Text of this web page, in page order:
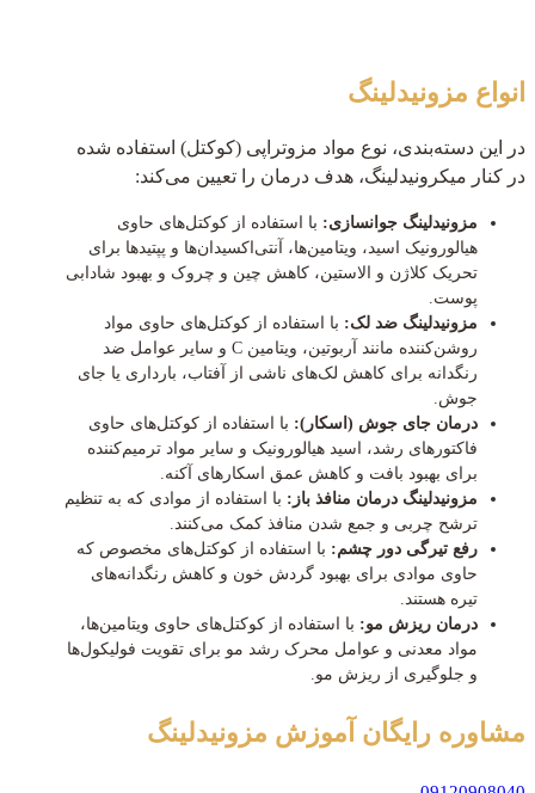
انواع مزونیدلینگ
در این دسته‌بندی، نوع مواد مزوتراپی (کوکتل) استفاده شده
در کنار میکرونیدلینگ، هدف درمان را تعیین می‌کند:
مزونیدلینگ جوانسازی: با استفاده از کوکتل‌های حاوی
هیالورونیک اسید، ویتامین‌ها، آنتی‌اکسیدان‌ها و پپتیدها برای
تحریک کلاژن و الاستین، کاهش چین و چروک و بهبود شادابی
پوست.
مزونیدلینگ ضد لک: با استفاده از کوکتل‌های حاوی مواد
روشن‌کننده مانند آربوتین، ویتامین C و سایر عوامل ضد
رنگدانه برای کاهش لک‌های ناشی از آفتاب، بارداری یا جای
جوش.
درمان جای جوش (اسکار): با استفاده از کوکتل‌های حاوی
فاکتورهای رشد، اسید هیالورونیک و سایر مواد ترمیم‌کننده
برای بهبود بافت و کاهش عمق اسکارهای آکنه.
مزونیدلینگ درمان منافذ باز: با استفاده از موادی که به تنظیم
ترشح چربی و جمع شدن منافذ کمک می‌کنند.
رفع تیرگی دور چشم: با استفاده از کوکتل‌های مخصوص که
حاوی موادی برای بهبود گردش خون و کاهش رنگدانه‌های
تیره هستند.
درمان ریزش مو: با استفاده از کوکتل‌های حاوی ویتامین‌ها،
مواد معدنی و عوامل محرک رشد مو برای تقویت فولیکول‌ها
و جلوگیری از ریزش مو.
مشاوره رایگان آموزش مزونیدلینگ